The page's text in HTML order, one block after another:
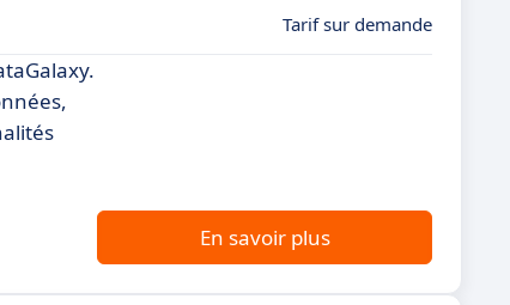
Tarif sur demande
En savoir plus